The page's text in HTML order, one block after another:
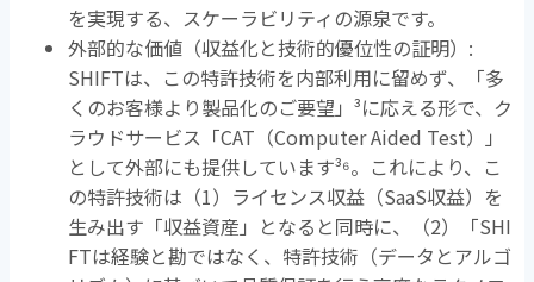
を実現する、スケーラビリティの源泉です。
外部的な価値（収益化と技術的優位性の証明） :
SHIFTは、この特許技術を内部利用に留めず、「多
くのお客様より製品化のご要望」 ³に応える形で、ク
ラウドサービス「CAT （Computer Aided Test）」
として外部にも提供しています³⁶。これにより、こ
の特許技術は（1）ライセンス収益（SaaS収益）を
生み出す「収益資産」となると同時に、（2）「SHI
FTは経験と勘ではなく、特許技術（データとアルゴ